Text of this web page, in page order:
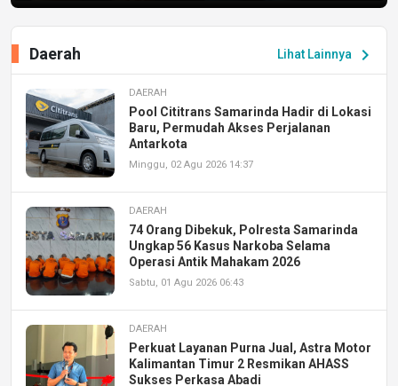
Lihat Lainnya chevron_right
Daerah
DAERAH
Pool Cititrans Samarinda Hadir di Lokasi
Baru, Permudah Akses Perjalanan
Antarkota
Minggu, 02 Agu 2026 14:37
DAERAH
74 Orang Dibekuk, Polresta Samarinda
Ungkap 56 Kasus Narkoba Selama
Operasi Antik Mahakam 2026
Sabtu, 01 Agu 2026 06:43
DAERAH
Perkuat Layanan Purna Jual, Astra Motor
Kalimantan Timur 2 Resmikan AHASS
Sukses Perkasa Abadi